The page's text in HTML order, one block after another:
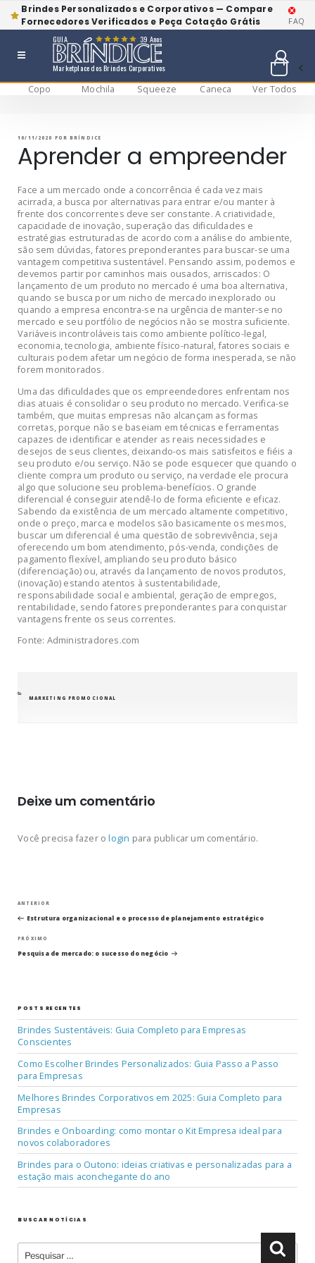
Brindes Personalizados e Corporativos — Compare
Fornecedores Verificados e Peça Cotação Grátis
FAQ
Marketplace dos Brindes Corporativos
GUIA 39 Anos
Copo Mochila Squeeze Caneca
Ver Todos
conteúdo
PUBLICADO
10/11/2020 PORBRÍNDICE
Aprender a empreender
Face a um mercado onde a concorrência é cada vez mais
acirrada, a busca por alternativas para entrar e/ou manter à
frente dos concorrentes deve ser constante. A criatividade,
capacidade de inovação, superação das dificuldades e
estratégias estruturadas de acordo com a análise do ambiente,
são sem dúvidas, fatores preponderantes para buscar-se uma
vantagem competitiva sustentável. Pensando assim, podemos e
devemos partir por caminhos mais ousados, arriscados: O
lançamento de um produto no mercado é uma boa alternativa,
quando se busca por um nicho de mercado inexplorado ou
quando a empresa encontra-se na urgência de manter-se no
mercado e seu portfólio de negócios não se mostra suficiente.
Variáveis incontroláveis tais como ambiente político-legal,
economia, tecnologia, ambiente físico-natural, fatores sociais e
culturais podem afetar um negócio de forma inesperada, se não
forem monitorados.
Uma das dificuldades que os empreendedores enfrentam nos
dias atuais é consolidar o seu produto no mercado. Verifica-se
também, que muitas empresas não alcançam as formas
corretas, porque não se baseiam em técnicas e ferramentas
capazes de identificar e atender as reais necessidades e
desejos de seus clientes, deixando-os mais satisfeitos e fiéis a
seu produto e/ou serviço. Não se pode esquecer que quando o
cliente compra um produto ou serviço, na verdade ele procura
algo que solucione seu problema-benefícios. O grande
diferencial é conseguir atendê-lo de forma eficiente e eficaz.
Sabendo da existência de um mercado altamente competitivo,
onde o preço, marca e modelos são basicamente os mesmos,
buscar um diferencial é uma questão de sobrevivência, seja
oferecendo um bom atendimento, pós-venda, condições de
pagamento flexível, ampliando seu produto básico
(diferenciação) ou, através da lançamento de novos produtos,
(inovação) estando atentos à sustentabilidade,
responsabilidade social e ambiental, geração de empregos,
rentabilidade, sendo fatores preponderantes para conquistar
vantagens frente os seus correntes.
Fonte: Administradores.com
CATEGORIAS
MARKETING PROMOCIONAL
Deixe um comentário
Você precisa fazer ologin para publicar um comentário.
Navegação
de
Post
Post
anterior
ANTERIOR
Estrutura organizacional e o processo de planejamento estratégico
Próximo
post
PRÓXIMO
Pesquisa de mercado: o sucesso do negócio
POSTS RECENTES
Brindes Sustentáveis: Guia Completo para Empresas
Conscientes
Como Escolher Brindes Personalizados: Guia Passo a Passo
para Empresas
Melhores Brindes Corporativos em 2025: Guia Completo para
Empresas
Brindes e Onboarding: como montar o Kit Empresa ideal para
novos colaboradores
Brindes para o Outono: ideias criativas e personalizadas para a
estação mais aconchegante do ano
BUSCAR NOTÍCIAS